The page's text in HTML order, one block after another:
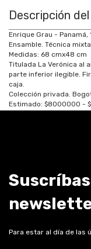
Descripción
Enrique Grau -
Ensamble. Técnica
Medidas: 68 cmx48 cm
Titulada La Verónica al
parte inferior ilegible.
caja.
Colección privada.
Estimado: $8000000 -
Para estar al día de las